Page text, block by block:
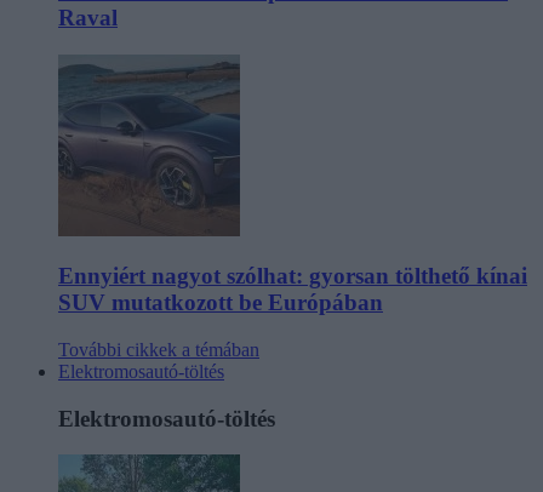
Raval
Ennyiért nagyot szólhat: gyorsan tölthető kínai
SUV mutatkozott be Európában
További cikkek a témában
Elektromosautó-töltés
Elektromosautó-töltés